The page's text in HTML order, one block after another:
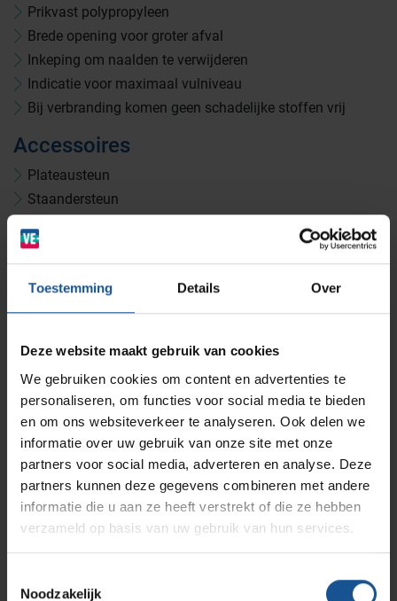
Toestemming Details Over
Deze website maakt gebruik van cookies
We gebruiken cookies om content en advertenties te
personaliseren, om functies voor social media te bieden
en om ons websiteverkeer te analyseren. Ook delen we
informatie over uw gebruik van onze site met onze
partners voor social media, adverteren en analyse. Deze
partners kunnen deze gegevens combineren met andere
informatie die u aan ze heeft verstrekt of die ze hebben
verzameld op basis van uw gebruik van hun services.
Noodzakelijk
Prikvast polypropyleen
Brede opening voor groter afval
Inkeping om naalden te verwijderen
Indicatie voor maximaal vulniveau
Bij verbranding komen geen schadelijke stoffen vrij
Accessoires
Plateausteun
Staandersteun
Klik hier voor het productblad Naaldencontainers CS
Veiligheidsklep ECO serie
Aantal stuks
27
Accessoires
Naaldencontainer omdoos
Branche
Afvalinzamelaars, Laboratoria, Ziekenhuizen en klinieken,
Zorginstellingen
Branches
Ziekenhuizen en klinieken
Zorginstellingen
Laboratoria
Cleanrooms
Logistiek en opslag
Solutions
RVS Werkplekinrichting
Modulaire Inrichtingssystemen
Opslagsystemen en voorraadbeheer
Productlijnen
Medische afvalverpakkingen
Infectiepreventie en hygiëne
Opslagmogelijkheden
Medische (verzorgings)wagens
Wastransport
Medicijn- en verbandkasten
Werkplekinrichting
Assortiment
Hammerlit
Septodry
Metro
Zarges
AP Medical
BINBIN
Contact
Ons team
Klantcases
Vacatures